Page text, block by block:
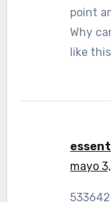
point
Why
like
mayo